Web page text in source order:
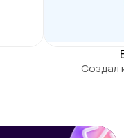
Создал